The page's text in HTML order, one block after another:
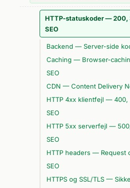
HTTP-statuskoder — 200,
SEO
Backend — Server-side
Caching — Browser-
SEO
CDN — Content Delivery
HTTP 4xx klientfejl —
SEO
HTTP 5xx serverfejl —
SEO
HTTP headers — Request
SEO
HTTPS og SSL/TLS —